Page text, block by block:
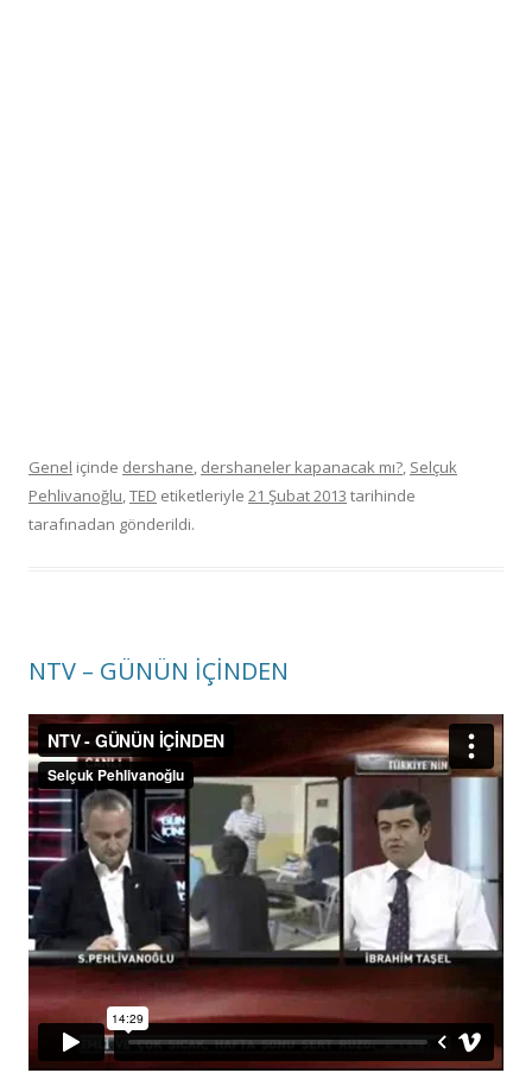
Genel içinde dershane, dershaneler kapanacak mı?, Selçuk
Pehlivanoğlu,TED etiketleriyle 21 Şubat 2013 tarihinde
tarafınadan gönderildi.
NTV – GÜNÜN İÇİNDEN